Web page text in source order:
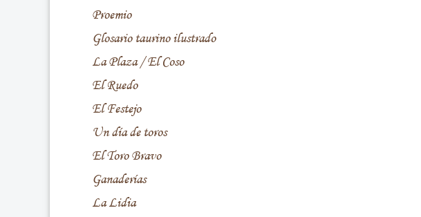
Proemio
Glosario taurino ilustrado
La Plaza / El Coso
El Ruedo
El Festejo
Un día de toros
El Toro Bravo
Ganaderías
La Lidia